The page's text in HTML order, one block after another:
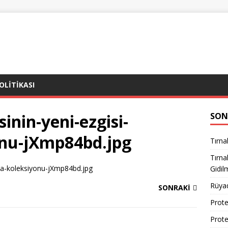
yeni-ezgisi-
jXmp84bd.jpg
SONRAKI